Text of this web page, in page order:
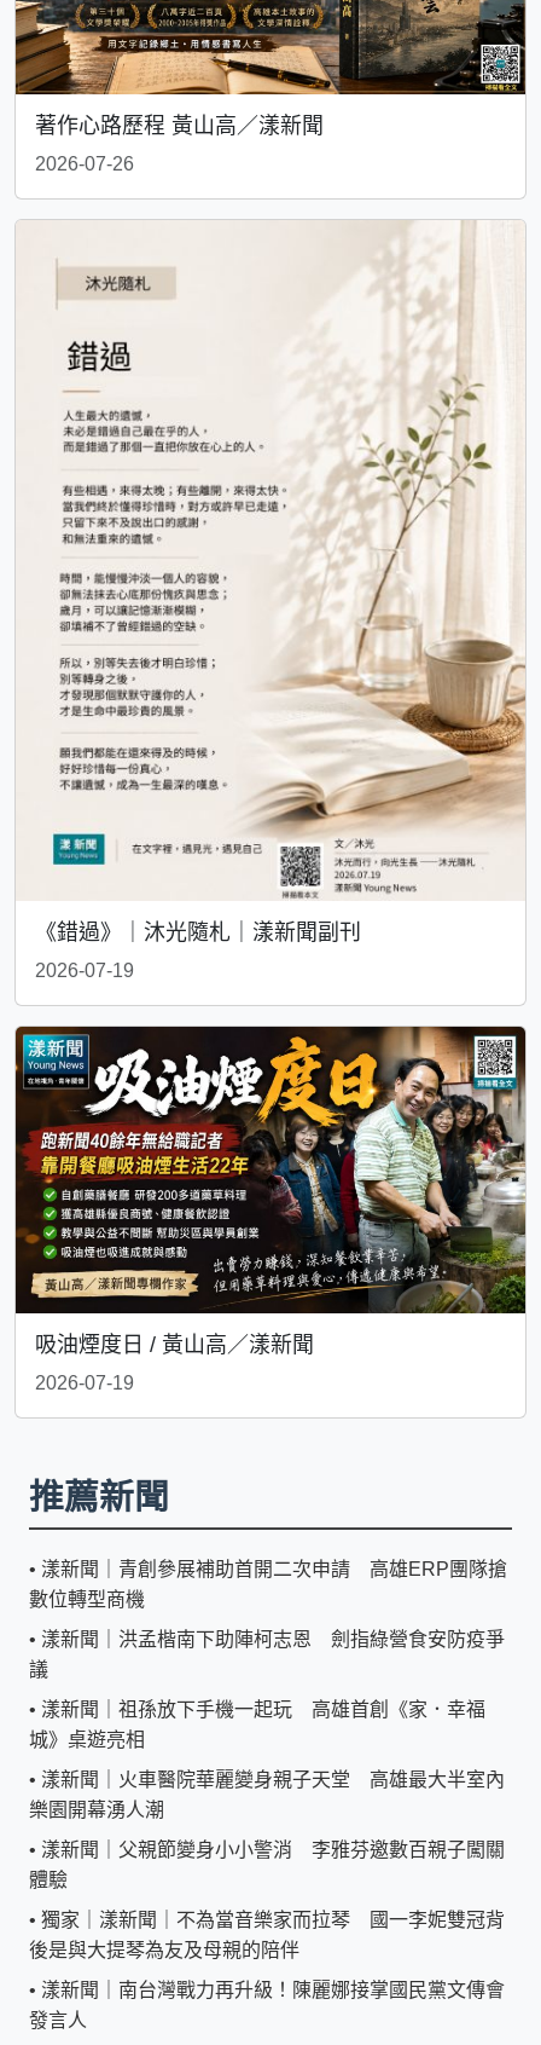
著作心路歷程 黃山高／漾新聞
2026-07-26
《錯過》｜沐光隨札｜漾新聞副刊
2026-07-19
吸油煙度日 / 黃山高／漾新聞
2026-07-19
推薦新聞
• 漾新聞｜青創參展補助首開二次申請 高雄ERP團隊搶
數位轉型商機
• 漾新聞｜洪孟楷南下助陣柯志恩 劍指綠營食安防疫爭
議
• 漾新聞｜祖孫放下手機一起玩 高雄首創《家．幸福
城》桌遊亮相
• 漾新聞｜火車醫院華麗變身親子天堂 高雄最大半室內
樂園開幕湧人潮
• 漾新聞｜父親節變身小小警消 李雅芬邀數百親子闖關
體驗
• 獨家｜漾新聞｜不為當音樂家而拉琴 國一李妮雙冠背
後是與大提琴為友及母親的陪伴
• 漾新聞｜南台灣戰力再升級！陳麗娜接掌國民黨文傳會
發言人